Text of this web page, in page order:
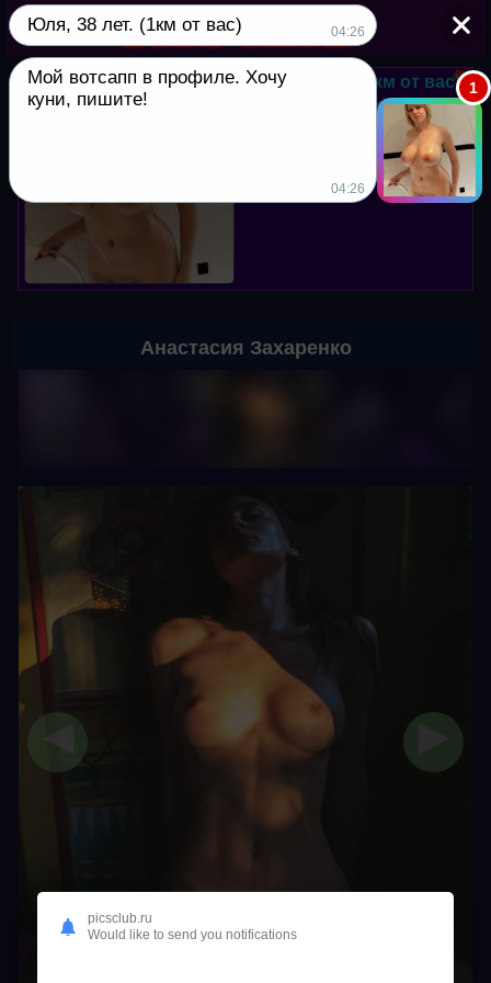
Юля, 38 лет. (1км от вас)
Мой вотсапп в профиле. Хочу
Анастасия Захаренко
Юля, 38 лет. (1км от вас) 04:26
Мой вотсапп в профиле. Хочу
куни, пишите!
04:26
1
picsclub.ru
Would like to send you notifications